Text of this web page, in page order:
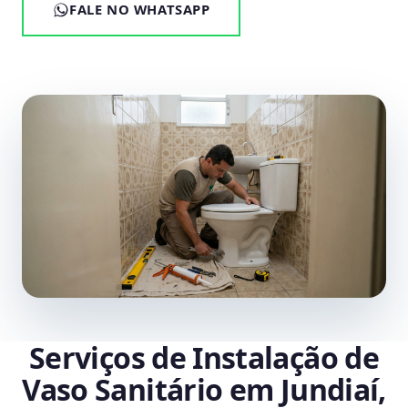
FALE NO WHATSAPP
Serviços de Instalação de
Vaso Sanitário em Jundiaí,